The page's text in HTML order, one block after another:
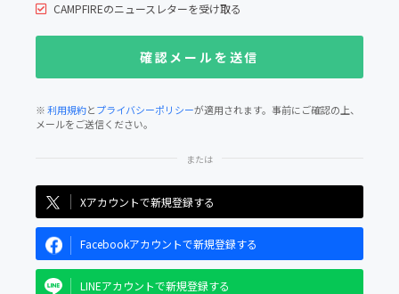
CAMPFIREのニュースレターを受け取る
※利用規約とプライバシーポリシーが適用されます。事前にご確認の上、
メールをご送信ください。
Xアカウントで新規登録する
Facebookアカウントで新規登録する
LINEアカウントで新規登録する